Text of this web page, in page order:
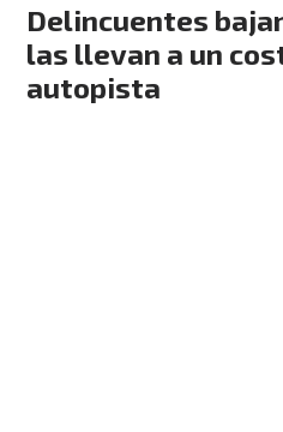
Delincuentes
las llevan a un
autopista